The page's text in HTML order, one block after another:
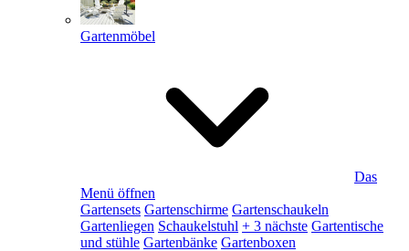
Gartenmöbel
Das
Menü öffnen
Gartensets Gartenschirme Gartenschaukeln
Gartenliegen Schaukelstuhl + 3 nächste Gartentische
und stühle Gartenbänke Gartenboxen